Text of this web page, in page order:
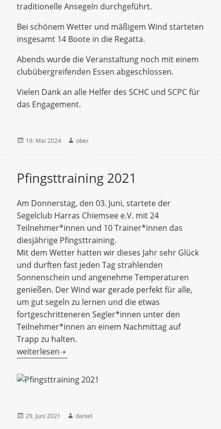
traditionelle Ansegeln durchgeführt.
Bei schönem Wetter und mäßigem Wind starteten
insgesamt 14 Boote in die Regatta.
Abends wurde die Veranstaltung noch mit einem
clubübergreifenden Essen abgeschlossen.
Vielen Dank an alle Helfer des SCHC und SCPC für
das Engagement.
Veröffentlicht
am
19. Mai 2024 Autor
ober
Pfingsttraining 2021
Am Donnerstag, den 03. Juni, startete der
Segelclub Harras Chiemsee e.V. mit 24
Teilnehmer*innen und 10 Trainer*innen das
diesjährige Pfingsttraining.
Mit dem Wetter hatten wir dieses Jahr sehr Glück
und durften fast jeden Tag strahlenden
Sonnenschein und angenehme Temperaturen
genießen. Der Wind war gerade perfekt für alle,
um gut segeln zu lernen und die etwas
fortgeschritteneren Segler*innen unter den
Teilnehmer*innen an einem Nachmittag auf
Trapp zu halten.
Pfingsttraining 2021
weiterlesen
Veröffentlicht
am
29. Juni 2021 Autor
daniel